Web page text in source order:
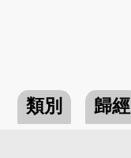
類別 歸經